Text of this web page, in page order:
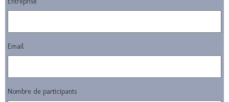
Email
Nombre de participants